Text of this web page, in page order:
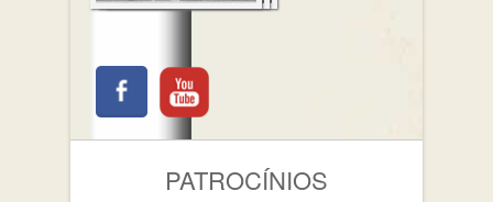
PATROCÍNIOS